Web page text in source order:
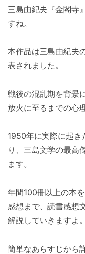
三島由紀夫『金閣寺
すね。
本作品は三島由紀夫
表されました。
戦後の混乱期を背景
放火に至るまでの心
1950年に実際に起き
り、三島文学の最高
ます。
年間100冊以上の本
感想まで、読書感想
解説していきますよ。
簡単なあらすじから